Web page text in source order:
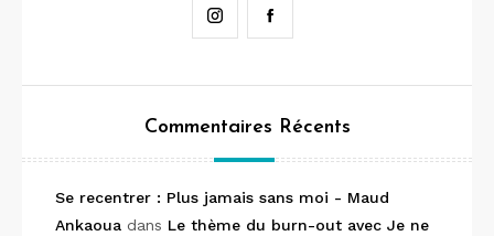
Instagram
Commentaires Récents
Se recentrer : Plus jamais sans moi - Maud
Ankaoua dans Le thème du burn-out avec Je ne